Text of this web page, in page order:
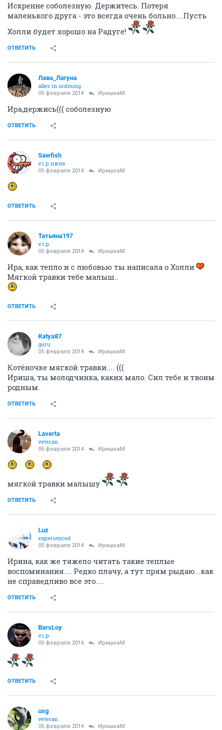
Искренне соболезную. Держитесь. Потеря
маленького друга - это всегда очень больно....Пусть
Холли будет хорошо на Радуге!
ОТВЕТИТЬ
Лава_Лагуна
alles in ordnung
05 февраля 2014 ИришкаМ
Ира,держись((( соболезную
ОТВЕТИТЬ
Sawfish
v.i.p.пила
05 февраля 2014 ИришкаМ
ОТВЕТИТЬ
Татьяна197
v.i.p.
05 февраля 2014 ИришкаМ
Ира, как тепло и с любовью ты написала о Холли
Мягкой травки тебе малыш..
ОТВЕТИТЬ
Katya87
guru
05 февраля 2014 ИришкаМ
Котёночке мягкой травки.... (((
Ириша, ты молодчинка, каких мало. Сил тебе и твоим
родным.
ОТВЕТИТЬ
Laverta
veteran
05 февраля 2014 ИришкаМ
мягкой травки малышу
ОТВЕТИТЬ
Luz
experienced
05 февраля 2014 ИришкаМ
Ирина, как же тяжело читать такие теплые
воспоминания.... Редко плачу, а тут прям рыдаю...как
не справедливо все это....
ОТВЕТИТЬ
BarsLoy
v.i.p.
05 февраля 2014 ИришкаМ
ОТВЕТИТЬ
usg
veteran
05 февраля 2014 ИришкаМ